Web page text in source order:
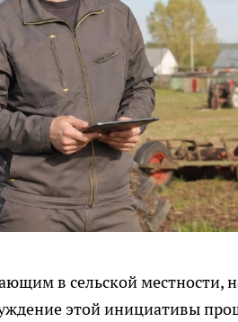
в сельской местности,
этой инициативы